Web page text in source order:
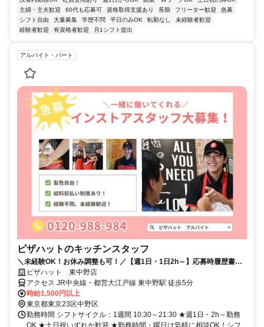
主婦・主夫歓迎
60代も応募可 資格取得支援あり 長期 フリーター歓迎
急募
シフト自由
大量募集 学歴不問 平日のみOK 転勤なし
未経験者歓迎
経験者歓迎
有資格者歓迎 月1シフト提出
アルバイト・パート
ピザハットのキッチンスタッフ
＼未経験OK！お休み調整も可！／【週1日・1日2h～】応募時履歴書不
要！ピザハット 東中野店
アクセス JR中央線・都営大江戸線 東中野駅 徒歩5分
時給1,500円以上
東京都東京23区中野区
勤務時間 シフトサイクル：1週間 10:30～21:30 ★週1日・2h～勤務
OK ★土日祝いずれか歓迎 ★勤務時間・曜日は気軽に相談OK！シフ